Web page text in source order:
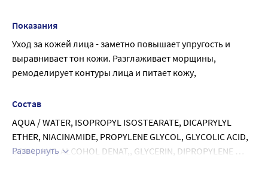
прекратите использование продукта и
проконсультируйтесь с врачом. Избегайте контакта с
солнечными лучами.
Перед пребыванием на солнце рекомендуется наносить
поверх сыворотки солнцезащитное средство с SPF ?20
Показания
Уход за кожей лица - заметно повышает упругость и
выравнивает тон кожи. Разглаживает морщины,
ремоделирует контуры лица и питает кожу,
Состав
AQUA / WATER, ISOPROPYL ISOSTEARATE, DICAPRYLYL
ETHER, NIACINAMIDE, PROPYLENE GLYCOL, GLYCOLIC ACID,
SQUALANE, ALCOHOL DENAT,, GLYCERIN, DIPROPYLENE
Развернуть